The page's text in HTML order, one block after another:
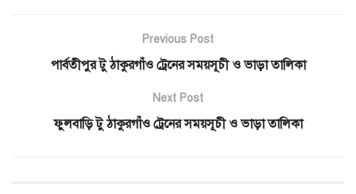
Previous Post
পার্বতীপুর টু ঠাকুরগাঁও ট্রেনের সময়সূচী ও ভাড়া তালিকা
Next Post
ফুলবাড়ি টু ঠাকুরগাঁও ট্রেনের সময়সূচী ও ভাড়া তালিকা